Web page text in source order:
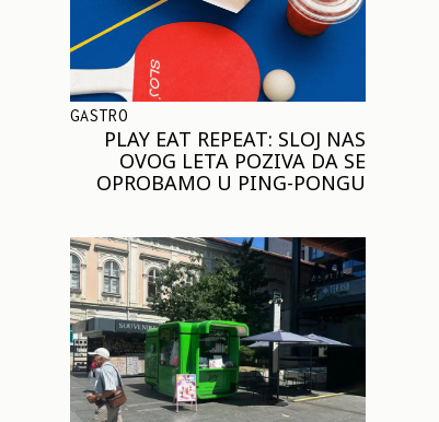
GASTRO
PLAY EAT REPEAT: SLOJ NAS
OVOG LETA POZIVA DA SE
OPROBAMO U PING-PONGU